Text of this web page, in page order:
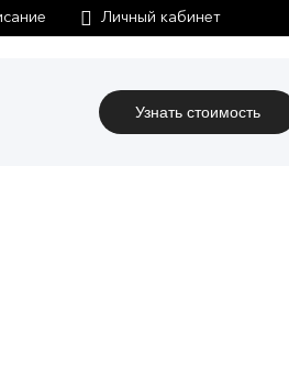
Личный кабинет
Узнать стоимость